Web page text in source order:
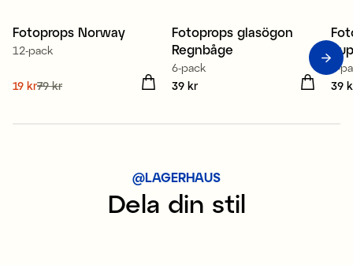
Sale
Fotoprops Norway
12-pack
Nuvarande pris
19 kr79 kr
Fotoprops glasögon
Regnbåge
6-pack
Pris:
39 kr
6-
Pris
39
@LAGERHAUS
Dela din stil